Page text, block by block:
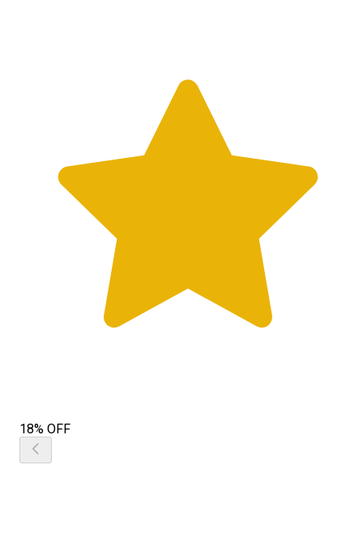
18% OFF